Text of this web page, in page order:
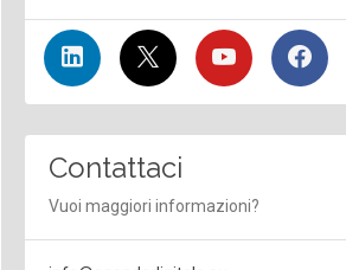
Contattaci
Vuoi maggiori informazioni?